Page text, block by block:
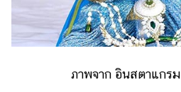
และ
การ
ภาพจาก อินสตาแกรม